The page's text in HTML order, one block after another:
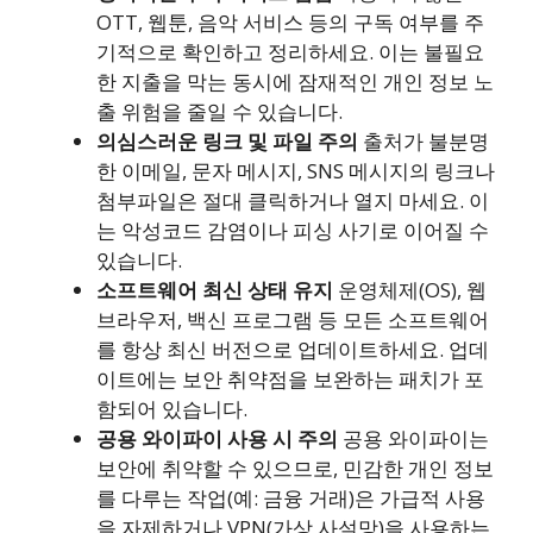
OTT, 웹툰, 음악 서비스 등의 구독 여부를 주
기적으로 확인하고 정리하세요. 이는 불필요
한 지출을 막는 동시에 잠재적인 개인 정보 노
출 위험을 줄일 수 있습니다.
의심스러운 링크 및 파일 주의 출처가 불분명
한 이메일, 문자 메시지, SNS 메시지의 링크나
첨부파일은 절대 클릭하거나 열지 마세요. 이
는 악성코드 감염이나 피싱 사기로 이어질 수
있습니다.
소프트웨어 최신 상태 유지 운영체제(OS), 웹
브라우저, 백신 프로그램 등 모든 소프트웨어
를 항상 최신 버전으로 업데이트하세요. 업데
이트에는 보안 취약점을 보완하는 패치가 포
함되어 있습니다.
공용 와이파이 사용 시 주의 공용 와이파이는
보안에 취약할 수 있으므로, 민감한 개인 정보
를 다루는 작업(예: 금융 거래)은 가급적 사용
을 자제하거나 VPN(가상 사설망)을 사용하는